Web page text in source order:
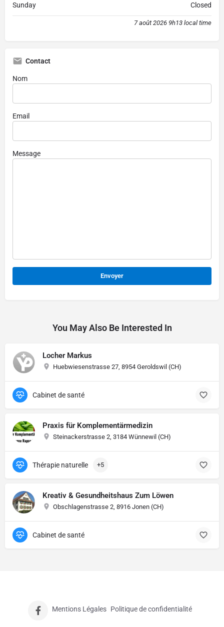
Sunday Closed
7 août 2026 9h13 local time
Contact
Nom
Email
Message
You May Also Be Interested In
Locher Markus
Huebwiesenstrasse 27, 8954 Geroldswil (CH)
Cabinet de santé
Praxis für Komplementärmedizin
Steinackerstrasse 2, 3184 Wünnewil (CH)
Thérapie naturelle +5
Kreativ & Gesundheitshaus Zum Löwen
Obschlagenstrasse 2, 8916 Jonen (CH)
Cabinet de santé
Mentions Légales Politique de confidentialité